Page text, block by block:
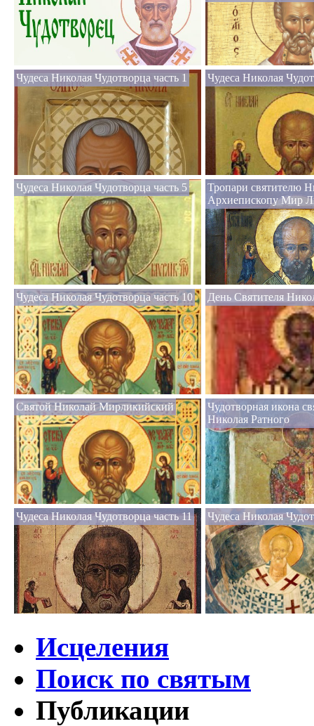
Чудеса Николая Чудотворца часть 1 Чудеса Николая
Чудеса Николая Чудотворца часть 5
Тропари святителю
Архиепископу Мир
Чудеса Николая Чудотворца часть 10 День Святителя
Святой Николай Мирликийский
Чудотворная икона
Николая Ратного
Чудеса Николая Чудотворца часть 11 Чудеса Николая
Исцеления
Поиск по святым
Публикации